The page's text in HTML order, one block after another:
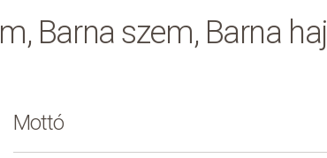
Barna szem, Barna haj
Mottó